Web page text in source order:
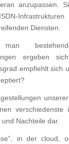
anzupassen.
Diensten.
man
ergeben
empfiehlt sich
verschiedenste
Nachteile dar.
in der cloud,